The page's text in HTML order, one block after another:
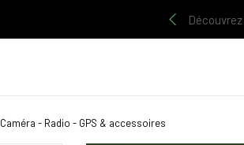
Caméra - Radio - GPS & accessoires